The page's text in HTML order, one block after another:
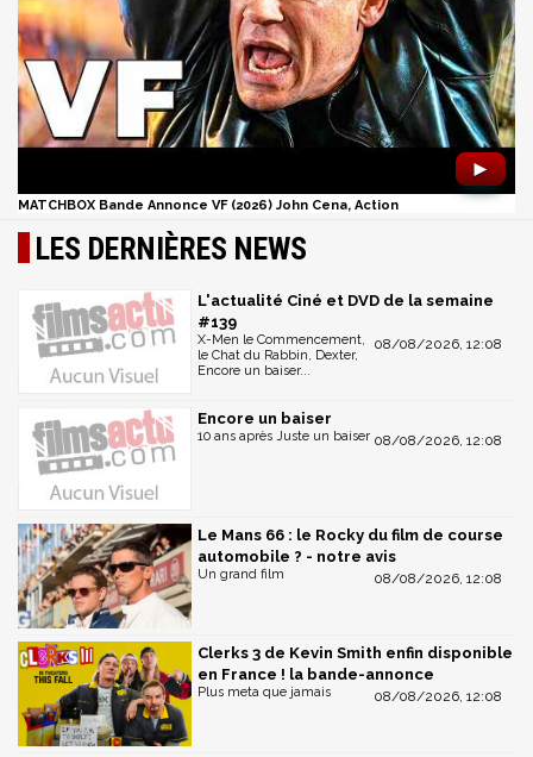
►
MATCHBOX Bande Annonce VF (2026) John Cena, Action
LES DERNIÈRES NEWS
L'actualité Ciné et DVD de la semaine
#139
08/08/2026, 12:08
X-Men le Commencement,
le Chat du Rabbin, Dexter,
Encore un baiser...
Encore un baiser
08/08/2026, 12:08
10 ans après Juste un baiser
Le Mans 66 : le Rocky du film de course
automobile ? - notre avis
08/08/2026, 12:08
Un grand film
Clerks 3 de Kevin Smith enfin disponible
en France ! la bande-annonce
08/08/2026, 12:08
Plus meta que jamais